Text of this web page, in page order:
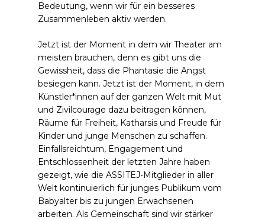
Bedeutung, wenn wir für ein besseres
Zusammenleben aktiv werden.
Jetzt ist der Moment in dem wir Theater am
meisten brauchen, denn es gibt uns die
Gewissheit, dass die Phantasie die Angst
besiegen kann. Jetzt ist der Moment, in dem
Künstler*innen auf der ganzen Welt mit Mut
und Zivilcourage dazu beitragen können,
Räume für Freiheit, Katharsis und Freude für
Kinder und junge Menschen zu schaffen.
Einfallsreichtum, Engagement und
Entschlossenheit der letzten Jahre haben
gezeigt, wie die ASSITEJ-Mitglieder in aller
Welt kontinuierlich für junges Publikum vom
Babyalter bis zu jungen Erwachsenen
arbeiten. Als Gemeinschaft sind wir stärker